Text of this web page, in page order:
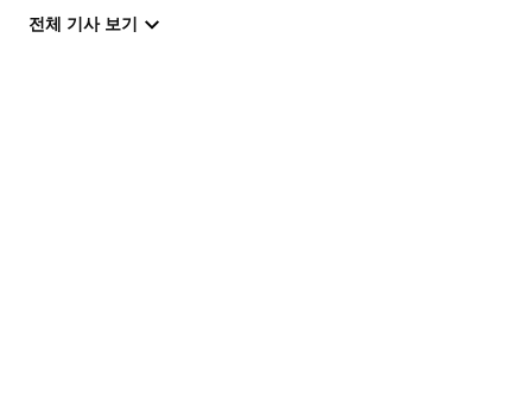
전체 기사 보기